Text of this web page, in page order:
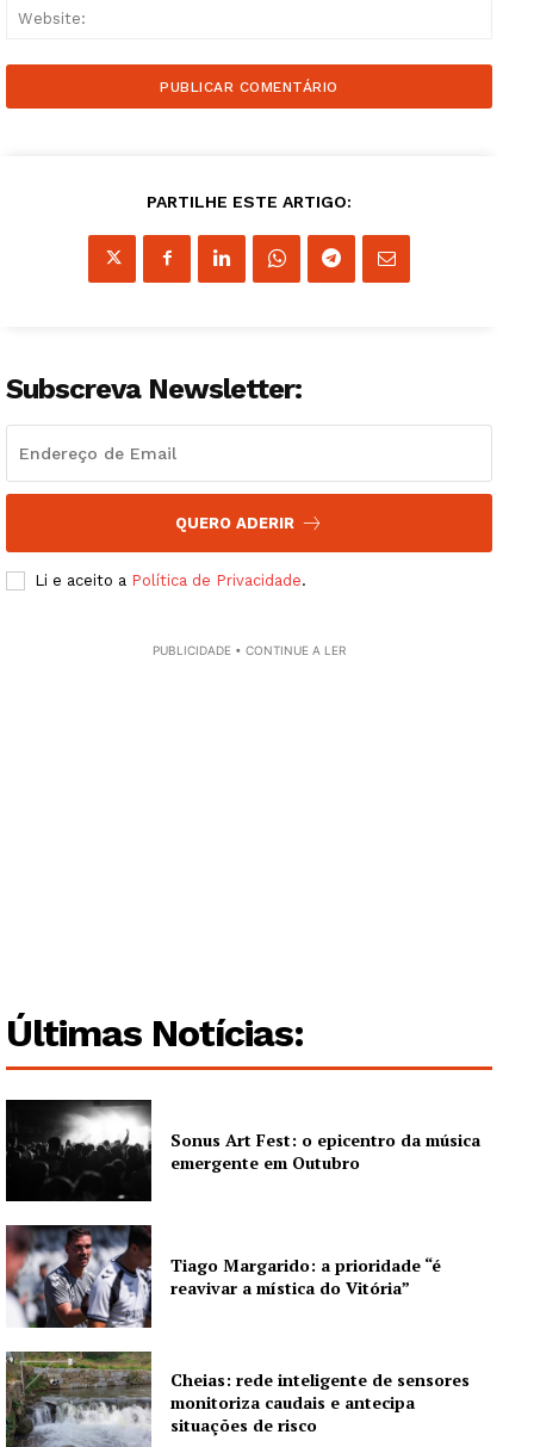
SUBSCREVA JÁ!
Artigos
Edição Digital
Europa
Grande Entrevista
Quero ser Assinante
PARTILHE ESTE ARTIGO:
Subscreva Newsletter:
QUERO ADERIR
Li e aceito a Política de Privacidade.
PUBLICIDADE • CONTINUE A LER
Últimas Notícias:
Sonus Art Fest: o epicentro da música
emergente em Outubro
Tiago Margarido: a prioridade “é
reavivar a mística do Vitória”
Cheias: rede inteligente de sensores
monitoriza caudais e antecipa
situações de risco